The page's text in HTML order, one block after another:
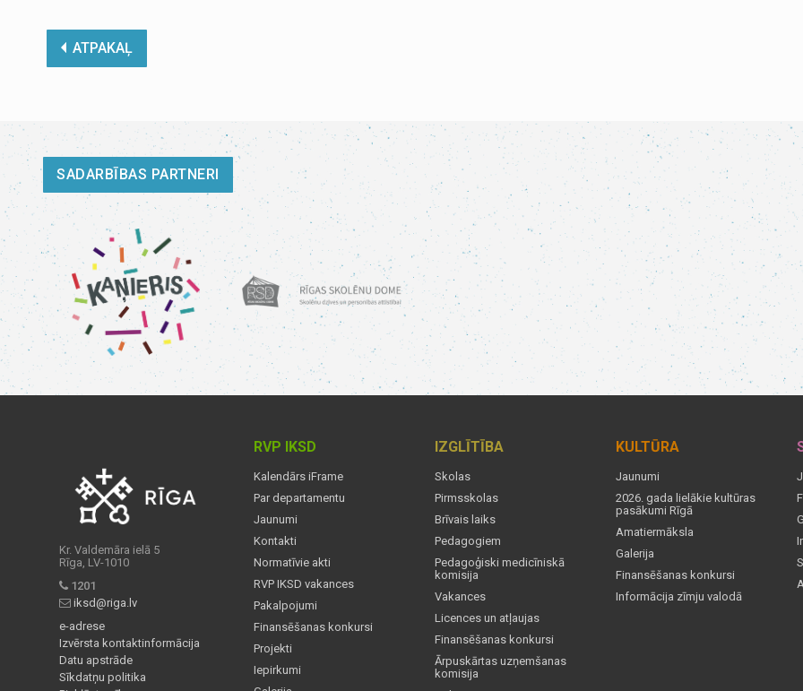
ATPAKAĻ
SADARBĪBAS PARTNERI
Kr. Valdemāra ielā 5
Rīga, LV-1010
1201
iksd@riga.lv
e-adrese
Izvērsta kontaktinformācija
Datu apstrāde
Sīkdatņu politika
RVP IKSD
Kalendārs iFrame
Par departamentu
Jaunumi
Kontakti
Normatīvie akti
RVP IKSD vakances
Pakalpojumi
Finansēšanas konkursi
Projekti
Iepirkumi
IZGLĪTĪBA
Skolas
Pirmsskolas
Brīvais laiks
Pedagogiem
Pedagoģiski medicīniskā
komisija
Vakances
Licences un atļaujas
Finansēšanas konkursi
Ārpuskārtas uzņemšanas
komisija
KULTŪRA
Jaunumi
2026. gada lielākie kultūras
pasākumi Rīgā
Amatiermāksla
Galerija
Finansēšanas konkursi
Informācija zīmju valodā